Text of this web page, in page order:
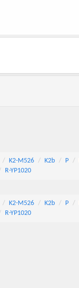
K2-M526 K2b P
R-YP1020
K2-M526 K2b P
R-YP1020